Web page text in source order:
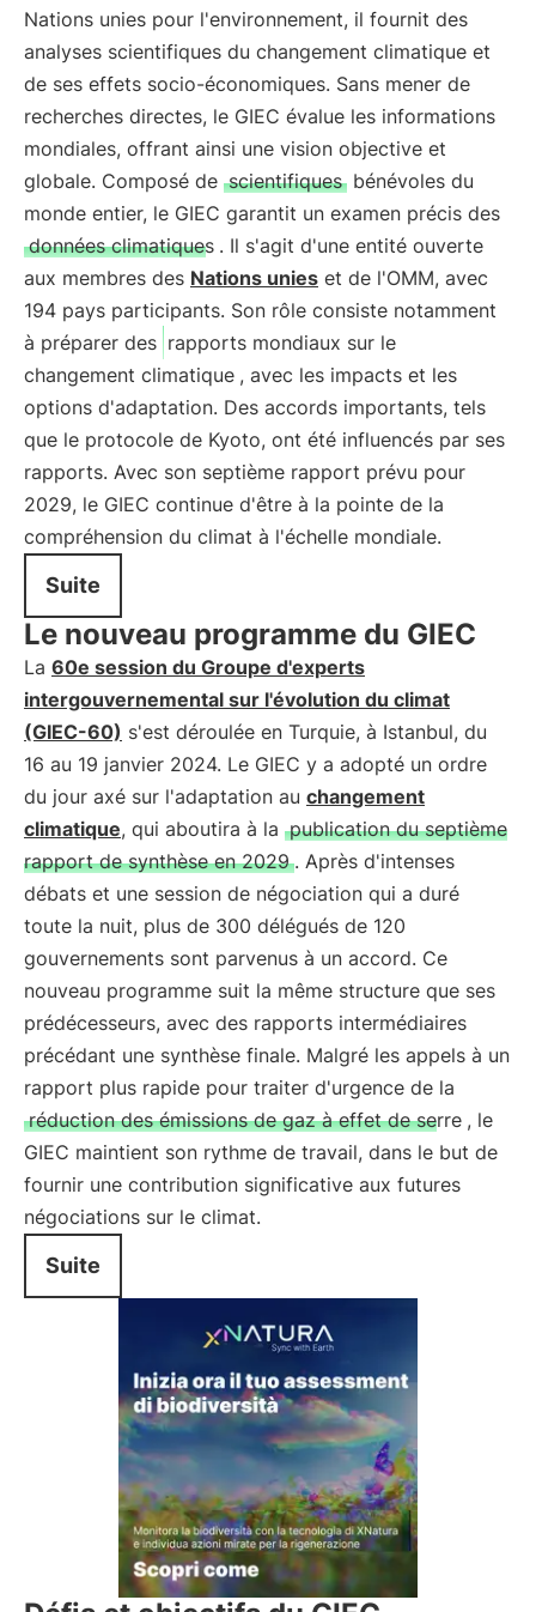
Nations unies pour l'environnement, il fournit des
analyses scientifiques du changement climatique et
de ses effets socio-économiques. Sans mener de
recherches directes, le GIEC évalue les informations
mondiales, offrant ainsi une vision objective et
globale. Composé de scientifiques bénévoles du
monde entier, le GIEC garantit un examen précis des
données climatiques . Il s'agit d'une entité ouverte
aux membres des Nations unies et de l'OMM, avec
194 pays participants. Son rôle consiste notamment
à préparer des rapports mondiaux sur le
changement climatique , avec les impacts et les
options d'adaptation. Des accords importants, tels
que le protocole de Kyoto, ont été influencés par ses
rapports. Avec son septième rapport prévu pour
2029, le GIEC continue d'être à la pointe de la
compréhension du climat à l'échelle mondiale.
Suite
Le nouveau programme du GIEC
La 60e session du Groupe d'experts
intergouvernemental sur l'évolution du climat
(GIEC-60) s'est déroulée en Turquie, à Istanbul, du
16 au 19 janvier 2024. Le GIEC y a adopté un ordre
du jour axé sur l'adaptation au changement
climatique, qui aboutira à la publication du septième
rapport de synthèse en 2029 . Après d'intenses
débats et une session de négociation qui a duré
toute la nuit, plus de 300 délégués de 120
gouvernements sont parvenus à un accord. Ce
nouveau programme suit la même structure que ses
prédécesseurs, avec des rapports intermédiaires
précédant une synthèse finale. Malgré les appels à un
rapport plus rapide pour traiter d'urgence de la
réduction des émissions de gaz à effet de serre , le
GIEC maintient son rythme de travail, dans le but de
fournir une contribution significative aux futures
négociations sur le climat.
Suite